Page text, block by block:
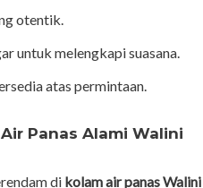
otentik.
untuk melengkapi suasana.
atas permintaan.
Panas Alami Walini
di kolam air panas Walini